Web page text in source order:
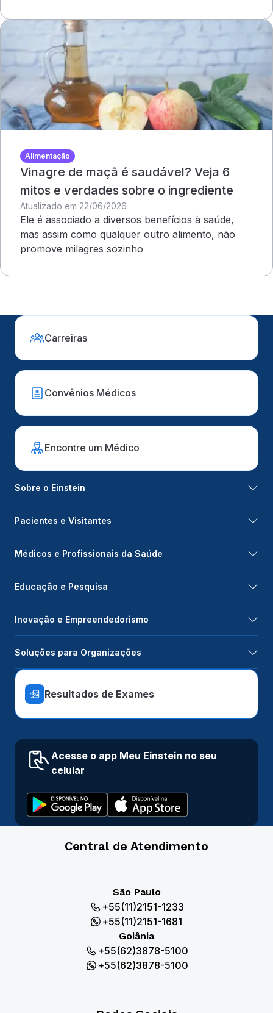
Alimentação
Vinagre de maçã é saudável? Veja 6
mitos e verdades sobre o ingrediente
Atualizado em 22/06/2026
Ele é associado a diversos benefícios à saúde,
mas assim como qualquer outro alimento, não
promove milagres sozinho
Carreiras
Convênios Médicos
Encontre um Médico
Sobre o Einstein
Pacientes e Visitantes
Médicos e Profissionais da Saúde
Educação e Pesquisa
Inovação e Empreendedorismo
Soluções para Organizações
Resultados de Exames
Acesse o app Meu Einstein no seu
celular
Central de Atendimento
São Paulo
+55(11)2151-1233
+55(11)2151-1681
Goiânia
+55(62)3878-5100
+55(62)3878-5100